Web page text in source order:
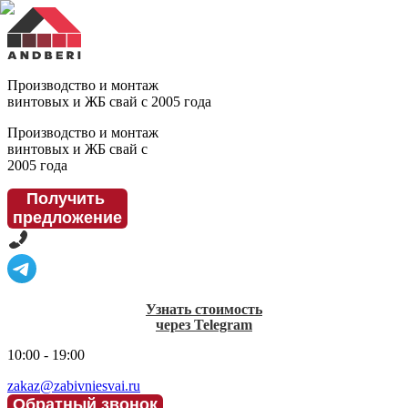
Производство и монтаж
винтовых и ЖБ свай с 2005 года
Производство и монтаж
винтовых и ЖБ свай с
2005 года
Получить
предложение
Узнать стоимость
через Telegram
10:00 - 19:00
zakaz@zabivniesvai.ru
Обратный звонок